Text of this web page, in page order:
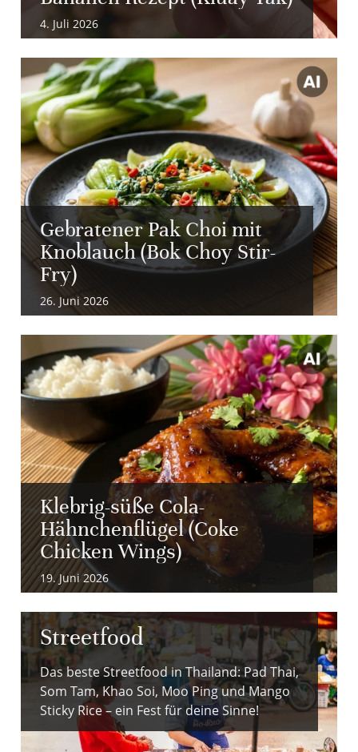
4. Juli 2026
Gebratener Pak Choi mit
Knoblauch (Bok Choy Stir-
Fry)
26. Juni 2026
Klebrig-süße Cola-
Hähnchenflügel (Coke
Chicken Wings)
19. Juni 2026
Streetfood
Das beste Streetfood in Thailand: Pad Thai,
Som Tam, Khao Soi, Moo Ping und Mango
Sticky Rice – ein Fest für deine Sinne!